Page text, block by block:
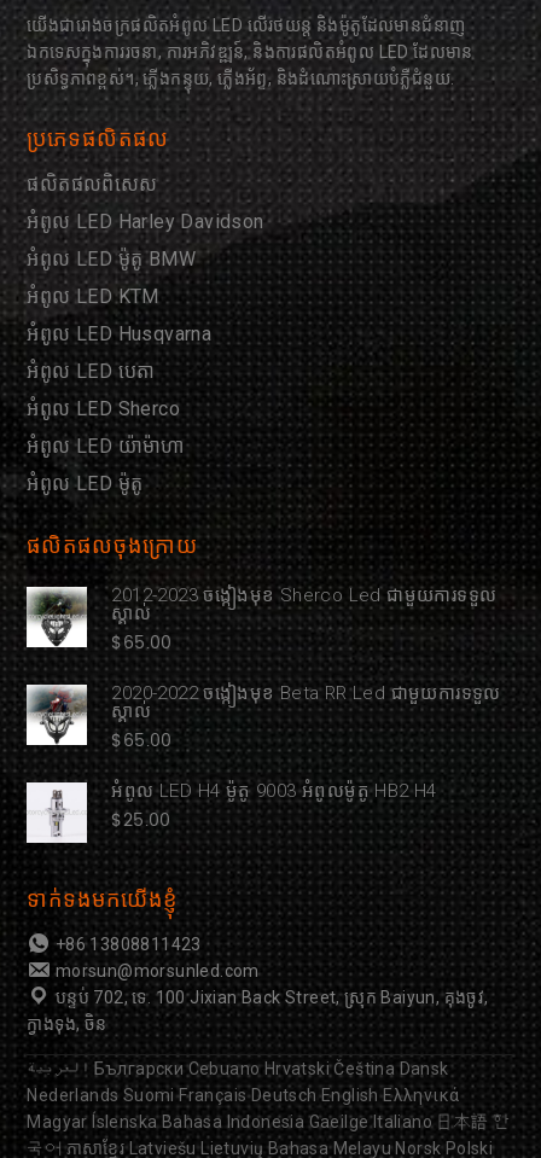
យើងជារោងចក្រផលិតអំពូល LED លើរថយន្ត និងម៉ូតូដែលមានជំនាញ
ឯកទេសក្នុងការរចនា, ការអភិវឌ្ឍន៍, និងការផលិតអំពូល LED ដែលមាន
ប្រសិទ្ធភាពខ្ពស់។, ភ្លើងកន្ទុយ, ភ្លើងអ័ព្ទ, និងដំណោះស្រាយបំភ្លឺជំនួយ.
ប្រភេទផលិតផល
ផលិតផលពិសេស
អំពូល LED Harley Davidson
អំពូល LED ម៉ូតូ BMW
អំពូល LED KTM
អំពូល LED Husqvarna
អំពូល LED បេតា
អំពូល LED Sherco
អំពូល LED យ៉ាម៉ាហា
អំពូល LED ម៉ូតូ
ផលិតផលចុងក្រោយ
2012-2023 ចង្កៀងមុខ Sherco Led ជាមួយការទទួល
ស្គាល់
$65.00
2020-2022 ចង្កៀងមុខ Beta RR Led ជាមួយការទទួល
ស្គាល់
$65.00
អំពូល LED H4 ម៉ូតូ 9003 អំពូលម៉ូតូ HB2 H4
$25.00
ទាក់ទងមកយើងខ្ញុំ
+86 13808811423
morsun@morsunled.com
បន្ទប់ 702, ទេ. 100 Jixian Back Street, ស្រុក Baiyun, គុងចូវ,
ក្វាងទុង, ចិន
العربية Български Cebuano Hrvatski Čeština Dansk
Nederlands Suomi Français Deutsch English Ελληνικά
Magyar Íslenska Bahasa Indonesia Gaeilge Italiano 日本語 한
국어 ភាសាខ្មែរ Latviešu Lietuvių Bahasa Melayu Norsk Polski